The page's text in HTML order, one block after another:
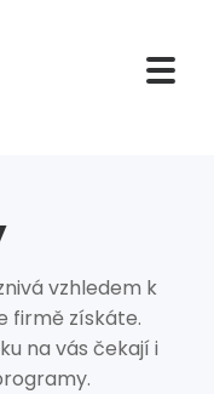
vzhledem k
firmě získáte.
na vás čekají i